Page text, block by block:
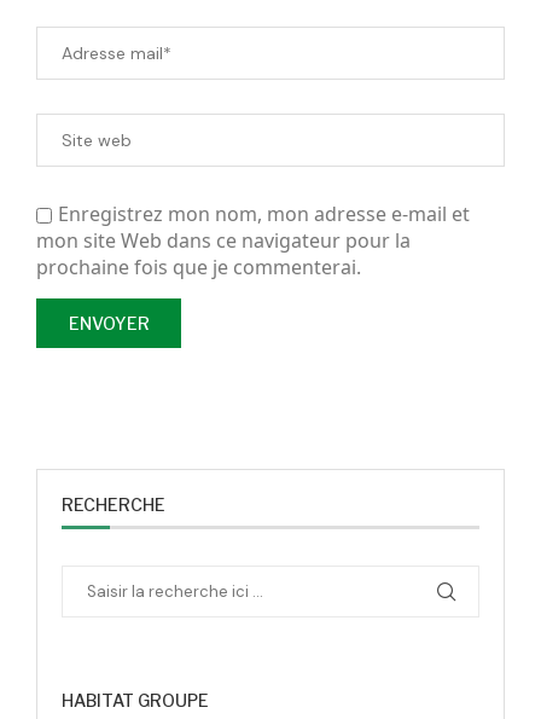
Enregistrez mon nom, mon adresse e-mail et
mon site Web dans ce navigateur pour la
prochaine fois que je commenterai.
RECHERCHE
HABITAT GROUPE